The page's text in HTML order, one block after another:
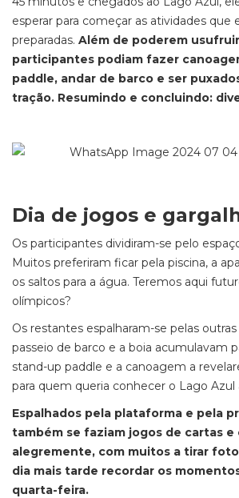
esperar para começar as atividades que
preparadas. Além de poderem
participantes podiam fazer
paddle, andar de barco e ser
tração. Resumindo e concluindo:
Dia de jogos e
Os participantes dividiram-se pelo
Muitos preferiram ficar pela piscina, a
os saltos para a água. Teremos aqui
olímpicos?
Os restantes espalharam-se pelas
passeio de barco e a boia acumulavam
stand-up paddle e a canoagem a
para quem queria conhecer o Lago Azul
Espalhados pela plataforma e pela
também se faziam jogos de cartas e
alegremente, com muitos a tirar
dia mais tarde recordar os
quarta-feira.